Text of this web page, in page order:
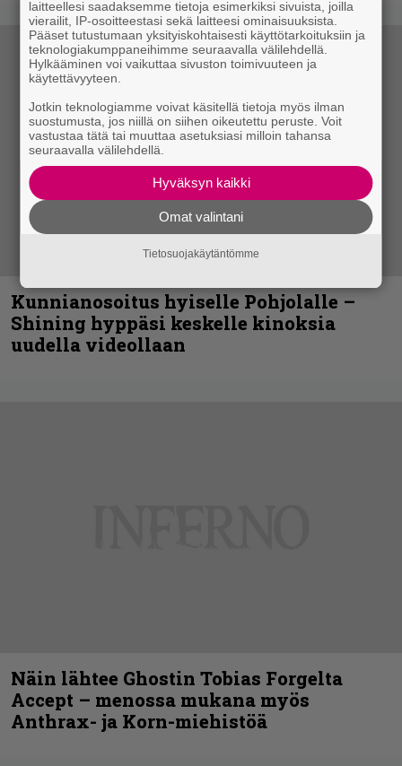
Kunnianosoitus hyiselle Pohjolalle –
Shining hyppäsi keskelle kinoksia
uudella videollaan
Näin lähtee Ghostin Tobias Forgelta
Accept – menossa mukana myös
Anthrax- ja Korn-miehistöä
laitteellesi saadaksemme tietoja esimerkiksi sivuista, joilla
vierailit, IP-osoitteestasi sekä laitteesi ominaisuuksista.
Pääset tutustumaan yksityiskohtaisesti käyttötarkoituksiin ja
teknologiakumppaneihimme seuraavalla välilehdellä.
Hylkääminen voi vaikuttaa sivuston toimivuuteen ja
käytettävyyteen.
Jotkin teknologiamme voivat käsitellä tietoja myös ilman
suostumusta, jos niillä on siihen oikeutettu peruste. Voit
vastustaa tätä tai muuttaa asetuksiasi milloin tahansa
seuraavalla välilehdellä.
Hyväksyn kaikki
Omat valintani
Tietosuojakäytäntömme